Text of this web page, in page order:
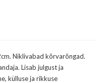
Niklivabad kõrvarõngad.
Lisab julgust ja
külluse ja rikkuse